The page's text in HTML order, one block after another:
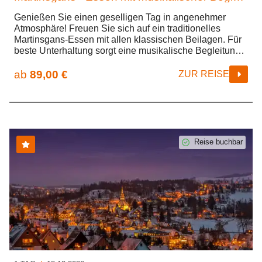
Genießen Sie einen geselligen Tag in angenehmer
Atmosphäre! Freuen Sie sich auf ein traditionelles
Martinsgans-Essen mit allen klassischen Beilagen. Für
beste Unterhaltung sorgt eine musikalische Begleitung,
Erleben Sie Genuss, Musik und gute Laune – wir freuen
ab 89,00 € ZUR REISE
Reise buchbar